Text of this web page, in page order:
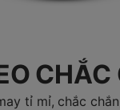
CHẮC
tỉ mỉ, chắc